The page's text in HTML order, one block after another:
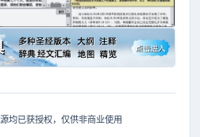
均已获授权，仅供非商业使用